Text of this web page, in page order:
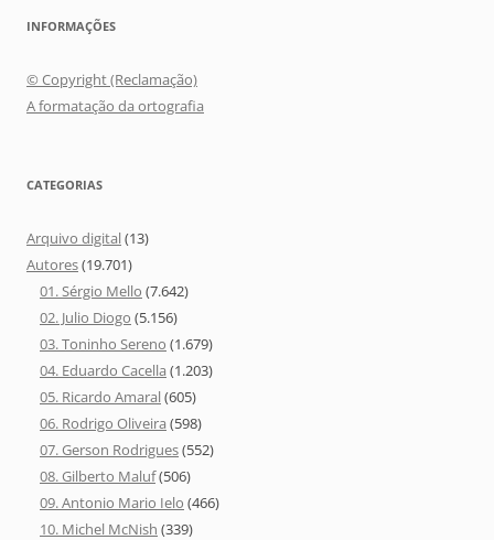
INFORMAÇÕES
© Copyright (Reclamação)
A formatação da ortografia
CATEGORIAS
Arquivo digital(13)
Autores(19.701)
01. Sérgio Mello (7.642)
02. Julio Diogo (5.156)
03. Toninho Sereno (1.679)
04. Eduardo Cacella (1.203)
05. Ricardo Amaral(605)
06. Rodrigo Oliveira (598)
07. Gerson Rodrigues(552)
08. Gilberto Maluf(506)
09. Antonio Mario Ielo (466)
10. Michel McNish (339)